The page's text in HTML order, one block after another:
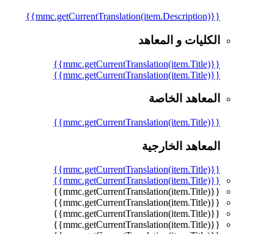
{{mmc.getCurrentTranslation(item.Description)}}
الكليات و المعاهد
{{mmc.getCurrentTranslation(item.Title)}}
{{mmc.getCurrentTranslation(item.Title)}}
المعاهد الخاصة
{{mmc.getCurrentTranslation(item.Title)}}
المعاهد الخارجية
{{mmc.getCurrentTranslation(item.Title)}}
{{mmc.getCurrentTranslation(item.Title)}}
{{mmc.getCurrentTranslation(item.Title)}}
{{mmc.getCurrentTranslation(item.Title)}}
{{mmc.getCurrentTranslation(item.Title)}}
{{mmc.getCurrentTranslation(item.Title)}}